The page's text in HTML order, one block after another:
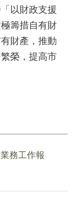
以財政支援
籌措自有財
財產 ， 推動
榮 ， 提高市
務工作報